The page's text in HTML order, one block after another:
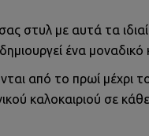
στυλ με αυτά τα
ένα
από το πρωί μέχρι
καλοκαιριού σε